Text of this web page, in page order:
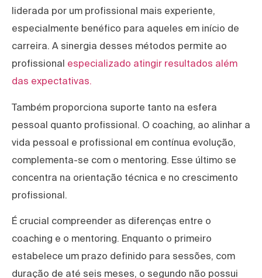
liderada por um profissional mais experiente,
especialmente benéfico para aqueles em início de
carreira. A sinergia desses métodos permite ao
profissional especializado atingir resultados além
das expectativas.
Também proporciona suporte tanto na esfera
pessoal quanto profissional. O coaching, ao alinhar a
vida pessoal e profissional em contínua evolução,
complementa-se com o mentoring. Esse último se
concentra na orientação técnica e no crescimento
profissional.
É crucial compreender as diferenças entre o
coaching e o mentoring. Enquanto o primeiro
estabelece um prazo definido para sessões, com
duração de até seis meses, o segundo não possui